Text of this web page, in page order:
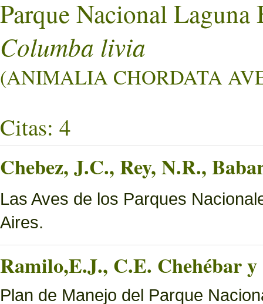
Parque Nacional Laguna
Columba livia
(ANIMALIA CHORDATA
Citas: 4
Chebez, J.C., Rey, N.R.,
Las Aves de los Parques
Aires.
Ramilo,E.J., C.E. Chehébar
Plan de Manejo del Parque